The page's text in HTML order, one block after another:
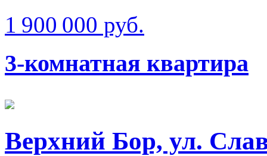
1 900 000 руб.
3-комнатная квартира
Верхний Бор, ул.